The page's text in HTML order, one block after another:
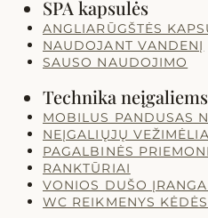
SPA kapsulės
ANGLIARŪGŠTĖS
NAUDOJANT VANDENĮ
SAUSO NAUDOJIMO
Technika neįgaliems
MOBILUS PANDUSAS
NEĮGALIŲJŲ
PAGALBINĖS
RANKTŪRIAI
VONIOS DUŠO
WC REIKMENYS KĖDĖS